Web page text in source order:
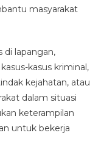
masyarakat
di lapangan,
kasus kriminal,
kejahatan, atau
dalam situasi
keterampilan
untuk bekerja